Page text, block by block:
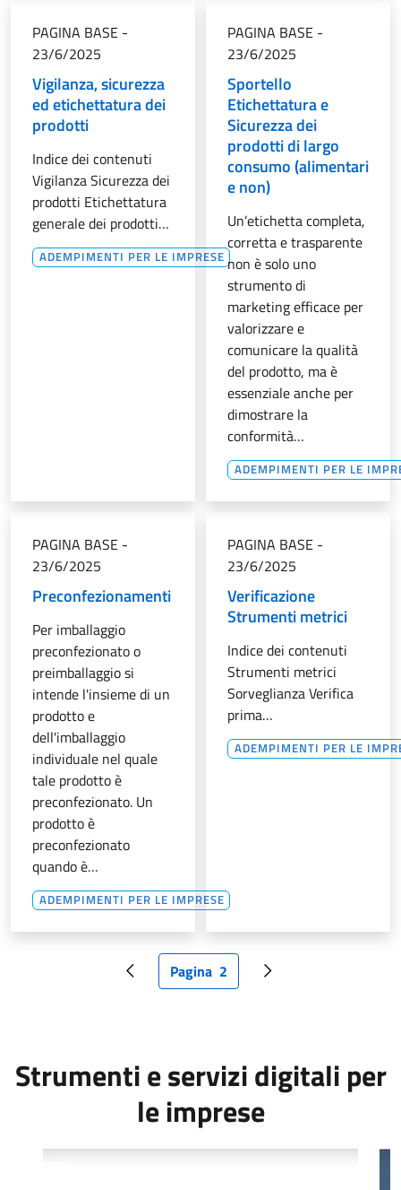
PAGINA BASE -
23/6/2025
Vigilanza, sicurezza
ed etichettatura dei
prodotti
Indice dei contenuti
Vigilanza Sicurezza dei
prodotti Etichettatura
generale dei prodotti…
ADEMPIMENTI PER LE IMPRESE
PAGINA BASE -
23/6/2025
Sportello
Etichettatura e
Sicurezza dei
prodotti di largo
consumo (alimentari
e non)
Un’etichetta completa,
corretta e trasparente
non è solo uno
strumento di
marketing efficace per
valorizzare e
comunicare la qualità
del prodotto, ma è
essenziale anche per
dimostrare la
conformità…
ADEMPIMENTI PER LE
PAGINA BASE -
23/6/2025
Preconfezionamenti
Per imballaggio
preconfezionato o
preimballaggio si
intende l'insieme di un
prodotto e
dell'imballaggio
individuale nel quale
tale prodotto è
preconfezionato. Un
prodotto è
preconfezionato
quando è…
ADEMPIMENTI PER LE IMPRESE
PAGINA BASE -
23/6/2025
Verificazione
Strumenti metrici
Indice dei contenuti
Strumenti metrici
Sorveglianza Verifica
prima…
ADEMPIMENTI PER LE
Pagina precedente
Pagina attuale
Pagina 2 Pagina successiva
Strumenti e servizi digitali per
le imprese